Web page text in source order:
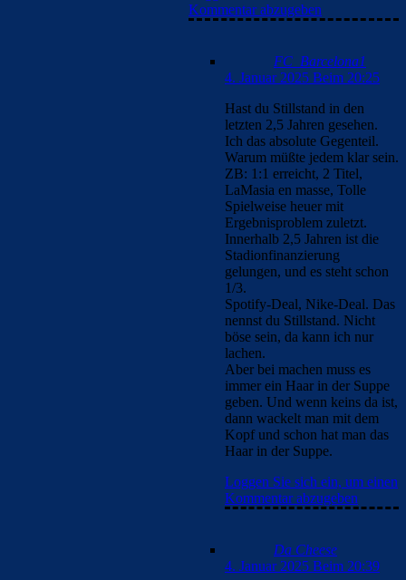
Kommentar abzugeben
FC_Barcelona1
4. Januar 2025 Beim 20:25
Hast du Stillstand in den
letzten 2,5 Jahren gesehen.
Ich das absolute Gegenteil.
Warum müßte jedem klar sein.
ZB: 1:1 erreicht, 2 Titel,
LaMasia en masse, Tolle
Spielweise heuer mit
Ergebnisproblem zuletzt.
Innerhalb 2,5 Jahren ist die
Stadionfinanzierung
gelungen, und es steht schon
1/3.
Spotify-Deal, Nike-Deal. Das
nennst du Stillstand. Nicht
böse sein, da kann ich nur
lachen.
Aber bei machen muss es
immer ein Haar in der Suppe
geben. Und wenn keins da ist,
dann wackelt man mit dem
Kopf und schon hat man das
Haar in der Suppe.
Loggen Sie sich ein, um einen
Kommentar abzugeben
Da Cheese
4. Januar 2025 Beim 20:39